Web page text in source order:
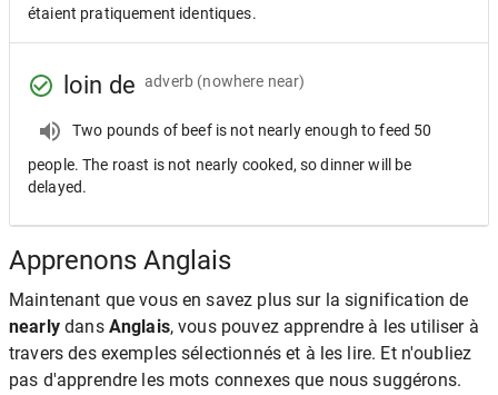
étaient pratiquement identiques.
loin de adverb (nowhere near)
Two pounds of beef is not nearly enough to feed 50
people. The roast is not nearly cooked, so dinner will be
delayed.
Apprenons Anglais
Maintenant que vous en savez plus sur la signification de
nearlydans Anglais, vous pouvez apprendre à les utiliser à
travers des exemples sélectionnés et à les lire. Et n'oubliez
pas d'apprendre les mots connexes que nous suggérons.